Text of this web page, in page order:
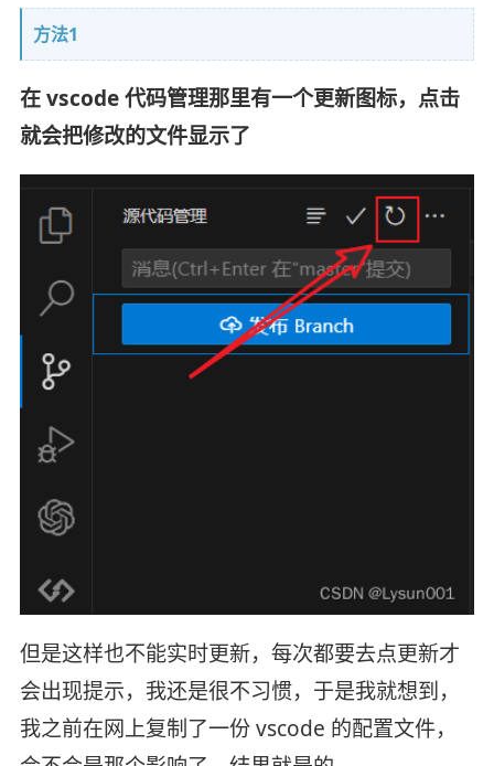
方法1
在 vscode 代码管理那里有一个更新图标，点击
就会把修改的文件显示了
但是这样也不能实时更新，每次都要去点更新才
会出现提示，我还是很不习惯，于是我就想到，
我之前在网上复制了一份 vscode 的配置文件，